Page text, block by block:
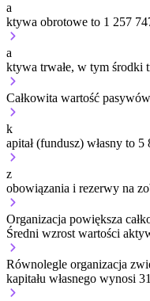
a
ktywa obrotowe to 1 257
a
ktywa trwałe, w tym środki
Całkowita wartość
k
apitał (fundusz) własny to 5
z
obowiązania i rezerwy na
Organizacja powiększa
Średni wzrost wartości
Równolegle organizacja
kapitału własnego wynosi